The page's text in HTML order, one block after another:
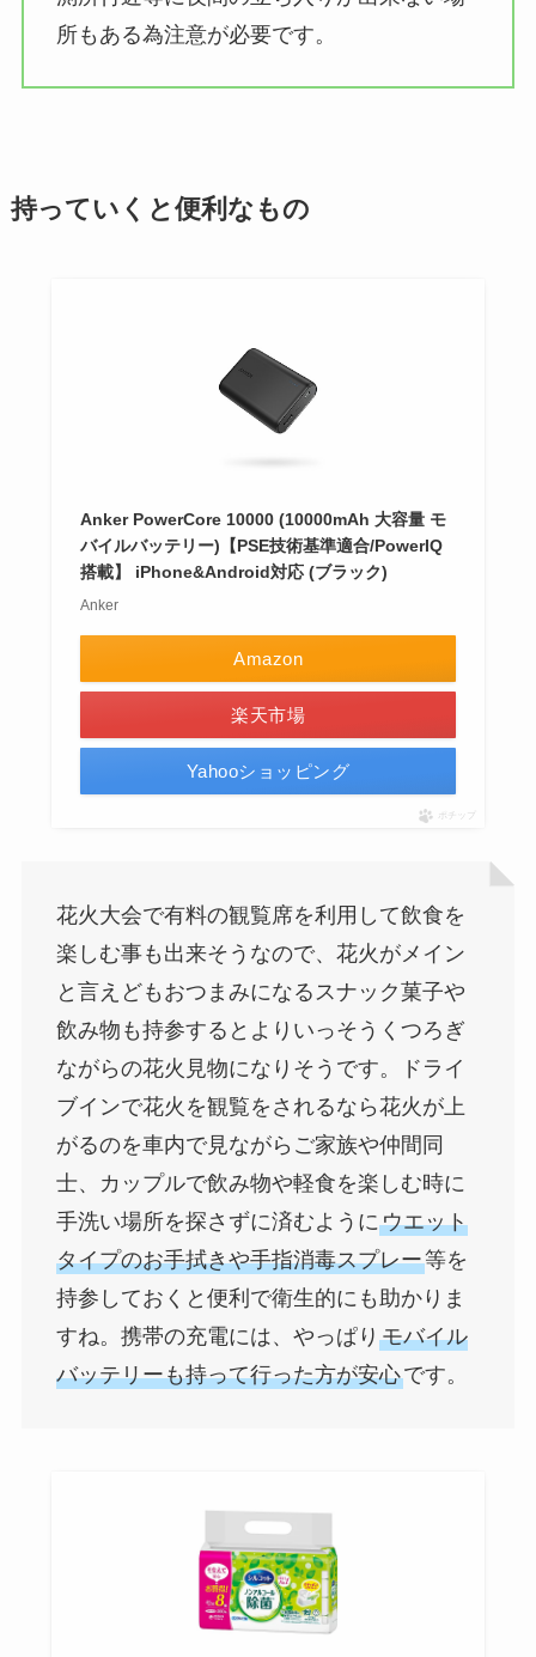
所もある為注意が必要です。
持っていくと便利なもの
Anker PowerCore 10000 (10000mAh 大容量 モ
バイルバッテリー)【PSE技術基準適合/PowerIQ
搭載】 iPhone&Android対応 (ブラック)
Anker
Amazon
楽天市場
Yahooショッピング
ポチップ
花火大会で有料の観覧席を利用して飲食を
楽しむ事も出来そうなので、花火がメイン
と言えどもおつまみになるスナック菓子や
飲み物も持参するとよりいっそうくつろぎ
ながらの花火見物になりそうです。ドライ
ブインで花火を観覧をされるなら花火が上
がるのを車内で見ながらご家族や仲間同
士、カップルで飲み物や軽食を楽しむ時に
手洗い場所を探さずに済むようにウエット
タイプのお手拭きや手指消毒スプレー等を
持参しておくと便利で衛生的にも助かりま
すね。携帯の充電には、やっぱり モバイル
バッテリーも持って行った方が安心です。